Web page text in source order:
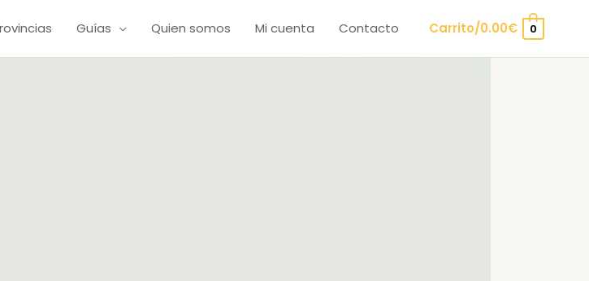
Guías Quien somos Mi cuenta Contacto Carrito/0.00€ 0